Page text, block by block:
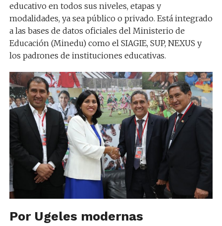
educativo en todos sus niveles, etapas y
modalidades, ya sea público o privado. Está integrado
a las bases de datos oficiales del Ministerio de
Educación (Minedu) como el SIAGIE, SUP, NEXUS y
los padrones de instituciones educativas.
Por Ugeles modernas